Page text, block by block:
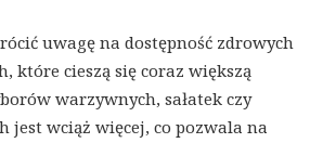
uwagę na dostępność zdrowych
które cieszą się coraz większą
warzywnych, sałatek czy
jest wciąż więcej, co pozwala na